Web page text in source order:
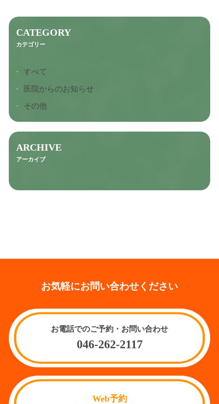
根管治療
入れ歯
お知らせ
ブログ
CATEGORY
カテゴリー
すべて
医院からのお知らせ
その他
ARCHIVE
アーカイブ
お気軽にお問い合わせください
お電話でのご予約・お問い合わせ
046-262-2117
Web予約